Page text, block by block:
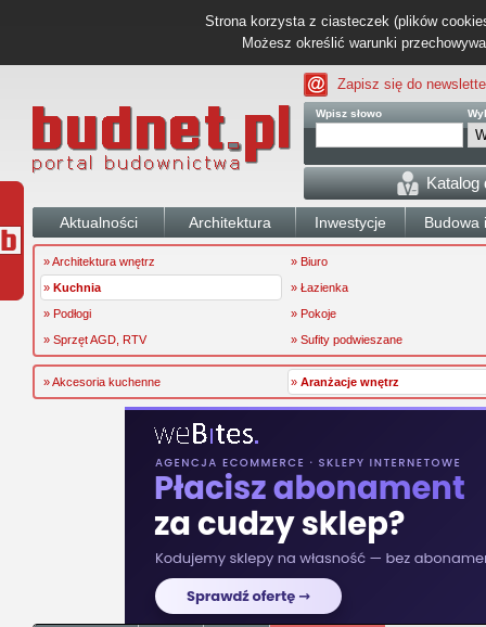
Strona korzysta z ciasteczek (plików
Możesz określić warunki
Zapisz się do
Wpisz słowo
Katalog
Aktualności Architektura Inwestycje Budowa
» Architektura wnętrz
» Biuro
» Kuchnia
» Łazienka
» Podłogi
» Pokoje
» Sprzęt AGD, RTV
» Sufity podwieszane
» Akcesoria kuchenne » Aranżacje wnętrz